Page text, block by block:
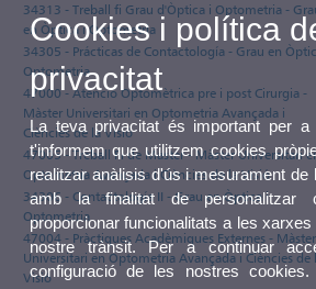
34313 - Treball fi Grau d'Òptica i Optometria -
en Òptica i Optometria
34305 - Prácticas de Contactología - Grau en
Optometria
47000 - Atenció Optomètrica pre i post Cirurgia -
Màster Universitari en Optometria Avançada i
Ciències de la Visió
47005 - Treball Fi de Màster - Màster Universitari
Optometria Avançada i Ciències de la Visió
34306 - Contactología II - Grau en Òptica i
Optometria
47004 - Pràctiques Acadèmiques Externes - Màster
Universitari en Optometria Avançada i Ciències de
Visió
Cookies i política
privacitat
La teva privacitat és important per a
t'informem que utilitzem cookies
realitzar anàlisis d'ús i mesurament de
amb la finalitat de personalitzar
proporcionar funcionalitats a les
nostre trànsit. Per a continuar
configuració de les nostres